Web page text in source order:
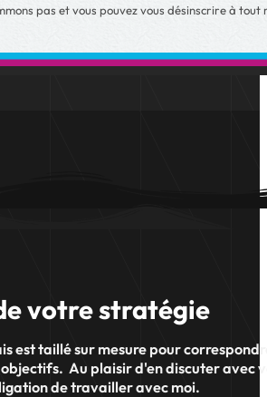
pas et vous pouvez vous désinscrire à tout
votre stratégie
est taillé sur mesure pour
Au plaisir d'en discuter avec
de travailler avec moi.